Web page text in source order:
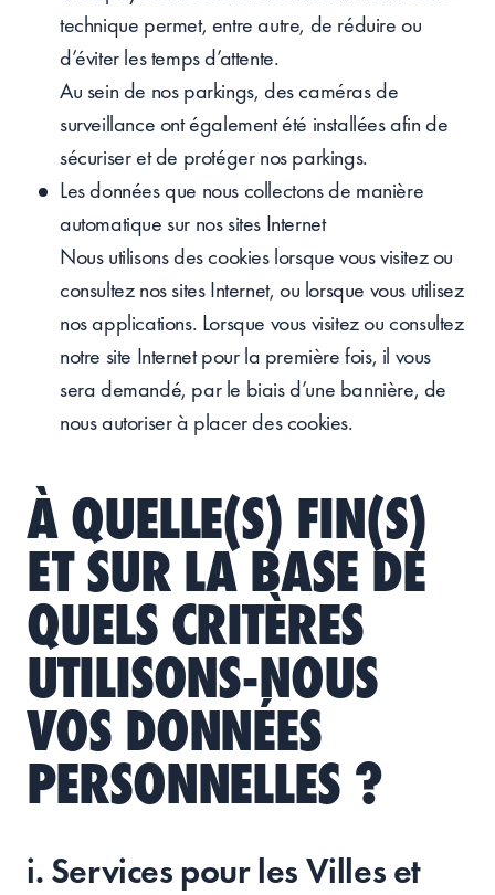
technique permet, entre autre, de réduire ou
d’éviter les temps d’attente.
Au sein de nos parkings, des caméras de
surveillance ont également été installées afin de
sécuriser et de protéger nos parkings.
Les données que nous collectons de manière
automatique sur nos sites Internet
Nous utilisons des cookies lorsque vous visitez ou
consultez nos sites Internet, ou lorsque vous utilisez
nos applications. Lorsque vous visitez ou consultez
notre site Internet pour la première fois, il vous
sera demandé, par le biais d’une bannière, de
nous autoriser à placer des cookies.
À QUELLE(S) FIN(S)
ET SUR LA BASE DE
QUELS CRITÈRES
UTILISONS-NOUS
VOS DONNÉES
PERSONNELLES ?
i. Services pour les Villes et